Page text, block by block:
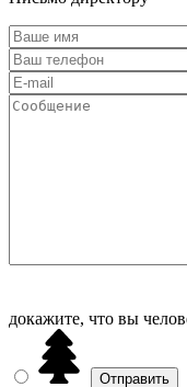
докажите, что вы